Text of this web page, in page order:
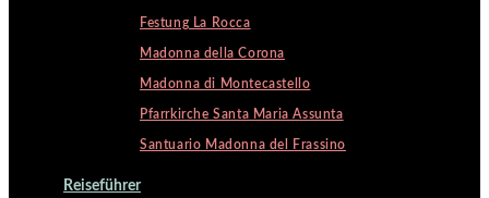
Festung La Rocca
Madonna della Corona
Madonna di Montecastello
Pfarrkirche Santa Maria Assunta
Santuario Madonna del Frassino
Reiseführer